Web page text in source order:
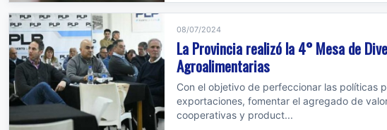
08/07/2024
La Provincia realizó la 4° Mesa de
Agroalimentarias
Con el objetivo de perfeccionar las políticas
exportaciones, fomentar el agregado de
cooperativas y product...